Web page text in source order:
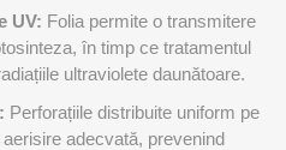
UV: Folia permite o transmitere
în timp ce tratamentul
ultraviolete daunătoare.
Perforațiile distribuite uniform pe
adecvată, prevenind